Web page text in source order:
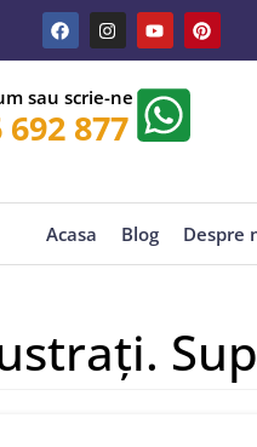
sau scrie-ne
692 877
Acasa Blog Despre